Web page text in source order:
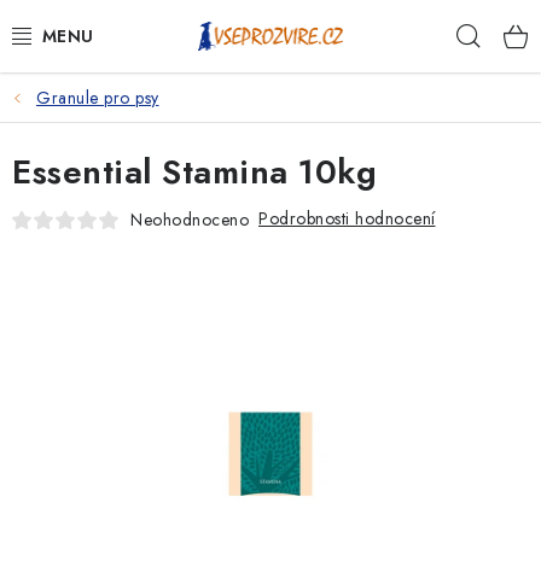
na
PSI
KOČKY
KONĚ
KRÁLÍCI/HLODAVCI/PTÁCI
Granule pro psy
Essential Stamina 10kg
Neohodnoceno Podrobnosti hodnocení